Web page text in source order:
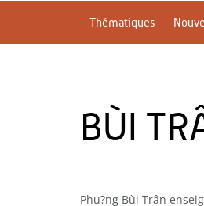
Thématiques
BÙI
Phu?ng Bùi Trân